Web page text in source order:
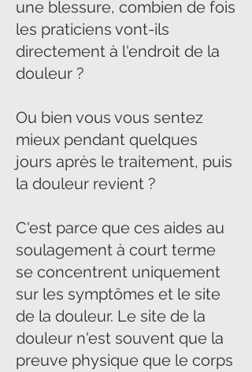
une blessure, combien de fois
les praticiens vont-ils
directement à l'endroit de la
douleur ?
Ou bien vous vous sentez
mieux pendant quelques
jours après le traitement, puis
la douleur revient ?
C'est parce que ces aides au
soulagement à court terme
se concentrent uniquement
sur les symptômes et le site
de la douleur. Le site de la
douleur n'est souvent que la
preuve physique que le corps